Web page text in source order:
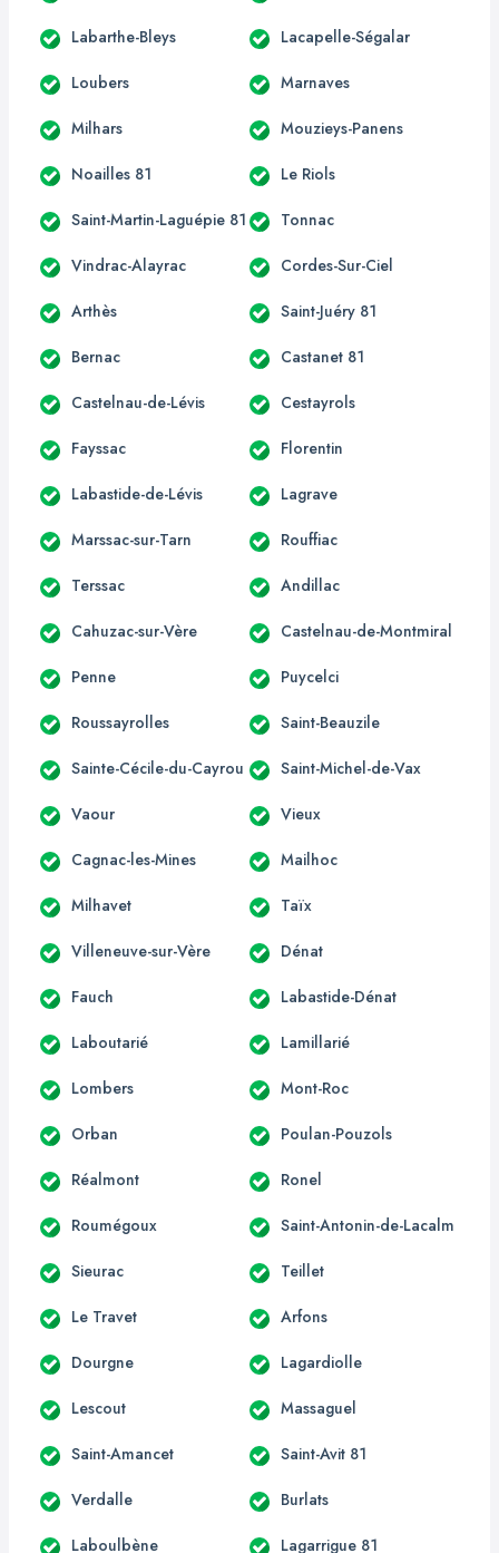
Labarthe-Bleys Lacapelle-Ségalar
Loubers Marnaves
Milhars Mouzieys-Panens
Noailles 81 Le Riols
Saint-Martin-Laguépie 81 Tonnac
Vindrac-Alayrac Cordes-Sur-Ciel
Arthès Saint-Juéry 81
Bernac Castanet 81
Castelnau-de-Lévis Cestayrols
Fayssac Florentin
Labastide-de-Lévis Lagrave
Marssac-sur-Tarn Rouffiac
Terssac Andillac
Cahuzac-sur-Vère Castelnau-de-Montmiral
Penne Puycelci
Roussayrolles Saint-Beauzile
Sainte-Cécile-du-Cayrou Saint-Michel-de-Vax
Vaour Vieux
Cagnac-les-Mines Mailhoc
Milhavet Taïx
Villeneuve-sur-Vère Dénat
Fauch Labastide-Dénat
Laboutarié Lamillarié
Lombers Mont-Roc
Orban Poulan-Pouzols
Réalmont Ronel
Roumégoux Saint-Antonin-de-Lacalm
Sieurac Teillet
Le Travet Arfons
Dourgne Lagardiolle
Lescout Massaguel
Saint-Amancet Saint-Avit 81
Verdalle Burlats
Laboulbène Lagarrigue 81